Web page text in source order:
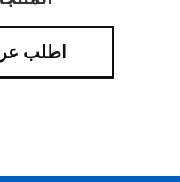
اطلب